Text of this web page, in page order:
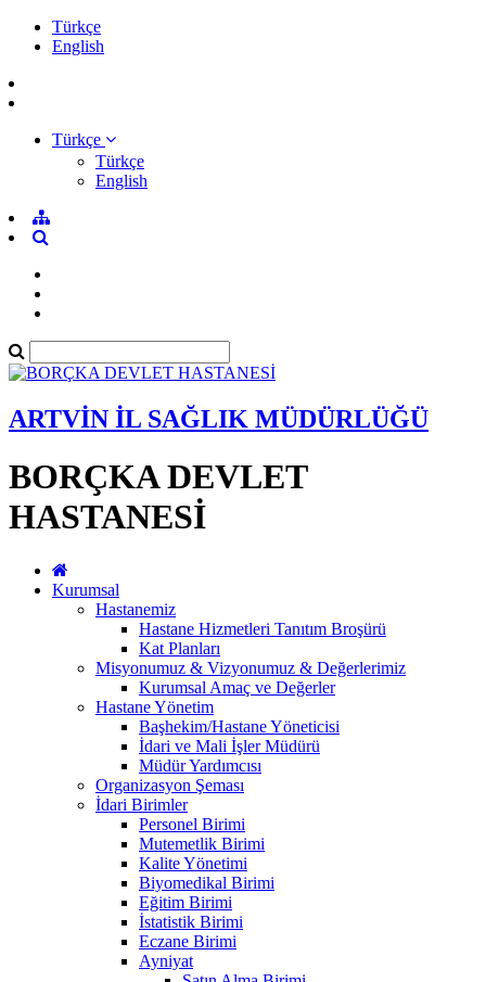
Türkçe
English
Türkçe
Türkçe
English
ARTVİN İL SAĞLIK MÜDÜRLÜĞÜ
BORÇKA DEVLET
HASTANESİ
Kurumsal
Hastanemiz
Hastane Hizmetleri Tanıtım Broşürü
Kat Planları
Misyonumuz & Vizyonumuz & Değerlerimiz
Kurumsal Amaç ve Değerler
Hastane Yönetim
Başhekim/Hastane Yöneticisi
İdari ve Mali İşler Müdürü
Müdür Yardımcısı
Organizasyon Şeması
İdari Birimler
Personel Birimi
Mutemetlik Birimi
Kalite Yönetimi
Biyomedikal Birimi
Eğitim Birimi
İstatistik Birimi
Eczane Birimi
Ayniyat